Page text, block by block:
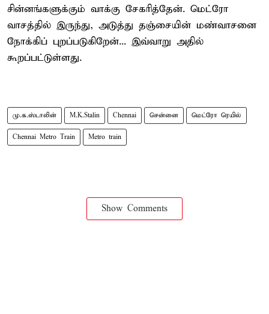
சின்னங்களுக்கும் வாக்கு சேகரித்தேன். மெட்ரோ
வாசத்தில் இருந்து, அடுத்து தஞ்சையின் மண்வாசனை
நோக்கிப் புறப்படுகிறேன்... இவ்வாறு அதில்
கூறப்பட்டுள்ளது.
மு.க.ஸ்டாலின் M.K.Stalin Chennai சென்னை மெட்ரோ ரெயில்
Chennai Metro Train Metro train
Show Comments